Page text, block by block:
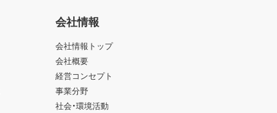
会社情報
会社情報トップ
会社概要
経営コンセプト
事業分野
社会・環境活動